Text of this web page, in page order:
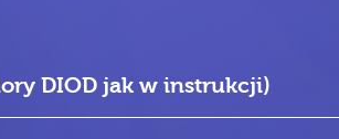
DIOD jak w instrukcji)